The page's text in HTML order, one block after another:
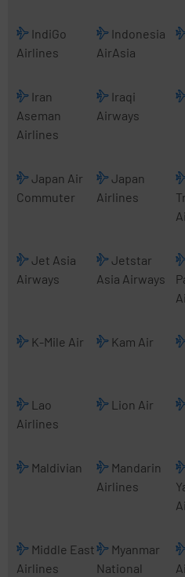
IndiGo
Airlines
Indonesia
AirAsia
Iran
Aseman
Airlines
Iraqi
Airways
Japan Air
Commuter
Japan
Airlines
Jet Asia
Airways
Jetstar
Asia Airways
K-Mile Air Kam Air
Lao
Airlines
Lion Air
Maldivian
Mandarin
Airlines
Middle East
Airlines
Myanmar
National